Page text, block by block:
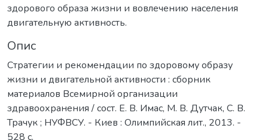
здорового образа жизни и вовлечению населения
двигательную активность.
Опис
Стратегии и рекомендации по здоровому образу
жизни и двигательной активности : сборник
материалов Всемирной организации
здравоохранения / сост. Е. В. Имас, М. В. Дутчак, С. В.
Трачук ; НУФВСУ. - Киев : Олимпийская лит., 2013. -
528 с.